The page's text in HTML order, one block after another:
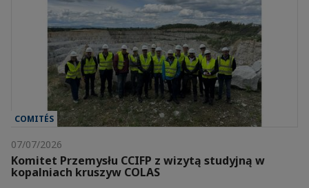
COMITÉS
07/07/2026
Komitet Przemysłu CCIFP z wizytą studyjną w
kopalniach kruszyw COLAS